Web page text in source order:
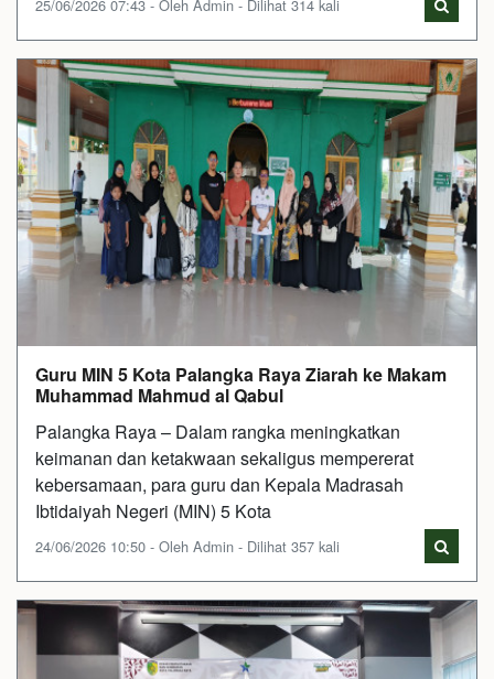
25/06/2026 07:43 - Oleh Admin - Dilihat 314 kali
Guru MIN 5 Kota Palangka Raya Ziarah ke Makam
Muhammad Mahmud al Qabul
Palangka Raya – Dalam rangka meningkatkan
keimanan dan ketakwaan sekaligus mempererat
kebersamaan, para guru dan Kepala Madrasah
Ibtidaiyah Negeri (MIN) 5 Kota
24/06/2026 10:50 - Oleh Admin - Dilihat 357 kali